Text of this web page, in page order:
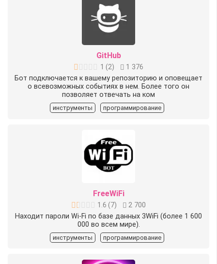
GitHub
1 (2)
1 376
Бот подключается к вашему репозиторию и оповещает
о всевозможных событиях в нем. Более того он
позволяет отвечать на ком
инструменты программирование
FreeWiFi
1.6 (7)
2 700
Находит пароли Wi-Fi по базе данных 3WiFi (более 1 600
000 во всем мире).
инструменты программирование